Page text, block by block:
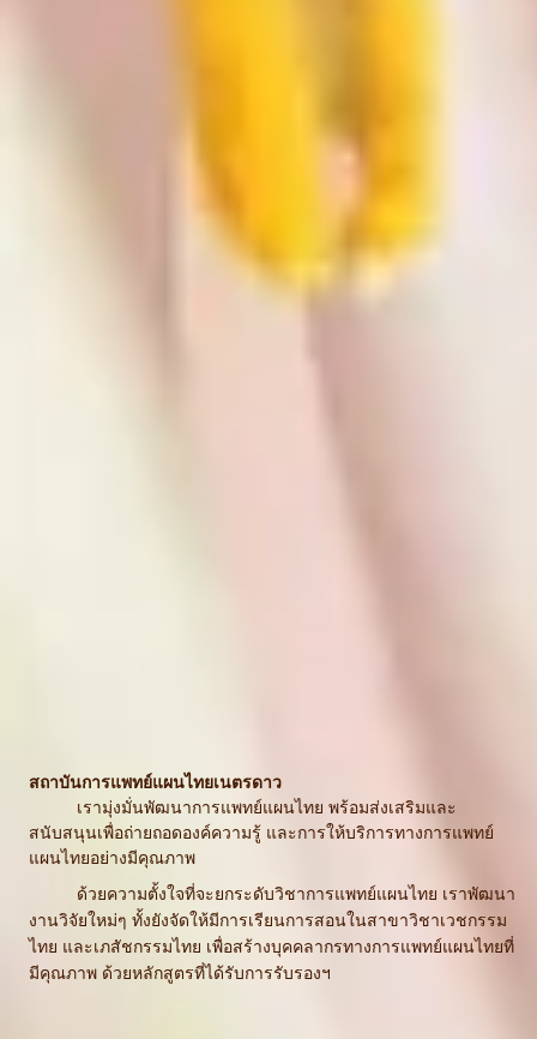
สถาบันการแพทย์แผนไทยเนตรดาว
เรามุ่งมั่นพัฒนาการแพทย์แผนไทย พร้อมส่งเสริมและ
สนับสนุนเพื่อถ่ายถอดองค์ความรู้ และการให้บริการทางการแพทย์
แผนไทยอย่างมีคุณภาพ
ด้วยความตั้งใจที่จะยกระดับวิชาการแพทย์แผนไทย เราพัฒนา
งานวิจัยใหม่ๆ ทั้งยังจัดให้มีการเรียนการสอนในสาขาวิชาเวชกรรม
ไทย และเภสัชกรรมไทย เพื่อสร้างบุคคลากรทางการแพทย์แผนไทยที่
มีคุณภาพ ด้วยหลักสูตรที่ได้รับการรับรองฯ